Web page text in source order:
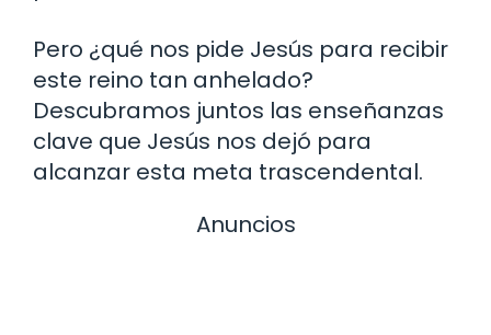
Pero ¿qué nos pide Jesús para recibir
este reino tan anhelado?
Descubramos juntos las enseñanzas
clave que Jesús nos dejó para
alcanzar esta meta trascendental.
Anuncios